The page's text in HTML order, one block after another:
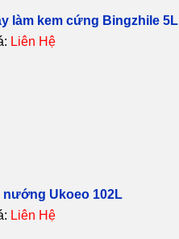
làm kem cứng Bingzhile 5L
Liên Hệ
nướng Ukoeo 102L
Liên Hệ